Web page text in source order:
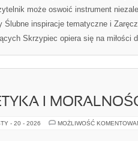
może oswoić instrument
Ślubne inspiracje tematyczne i
Skrzypiec opiera się na
I
- 20 - 2026 MOŻLIWOŚĆ